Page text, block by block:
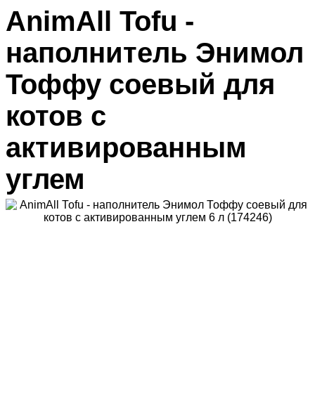
AnimAll Тоfu -
наполнитель Энимол
Тоффу соевый для
котов с
активированным
углем